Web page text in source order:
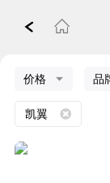
价格 品
凯翼